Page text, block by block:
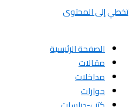
تخطي إلى المحتوى
الصفحة الرئيسية
مقالات
مداخلات
حوارات